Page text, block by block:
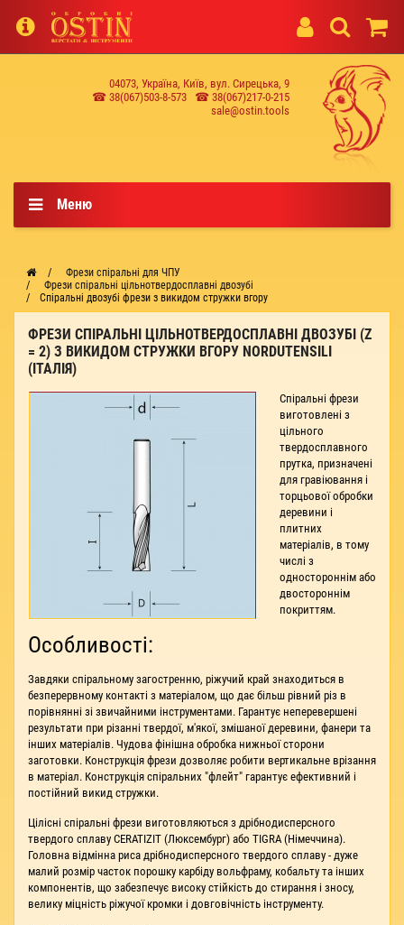
04073, Україна, Київ, вул. Сирецька, 9
☎ 38(067)503-8-573
☎ 38(067)217-0-215
sale@ostin.tools
Меню
Фрези спіральні для ЧПУ
Фрези спіральні цільнотвердосплавні двозубі
Спіральні двозубі фрези з викидом стружки вгору
ФРЕЗИ СПІРАЛЬНІ ЦІЛЬНОТВЕРДОСПЛАВНІ ДВОЗУБІ (Z
= 2) З ВИКИДОМ СТРУЖКИ ВГОРУ NORDUTENSILI
(ІТАЛІЯ)
Спіральні фрези
виготовлені з
цільного
твердосплавного
прутка, призначені
для гравіювання і
торцьової обробки
деревини і
плитних
матеріалів, в тому
числі з
одностороннім або
двостороннім
покриттям.
Особливості:
Завдяки спіральному загостренню, ріжучий край знаходиться в
безперервному контакті з матеріалом, що дає більш рівний різ в
порівнянні зі звичайними інструментами. Гарантує неперевершені
результати при різанні твердої, м'якої, змішаної деревини, фанери та
інших матеріалів. Чудова фінішна обробка нижньої сторони
заготовки. Конструкція фрези дозволяє робити вертикальне врізання
в матеріал. Конструкція спіральних "флейт" гарантує ефективний і
постійний викид стружки.
Цілісні спіральні фрези виготовляються з дрібнодисперсного
твердого сплаву CERATIZIT (Люксембург) або TIGRA (Німеччина).
Головна відмінна риса дрібнодисперсного твердого сплаву - дуже
малий розмір часток порошку карбіду вольфраму, кобальту та інших
компонентів, що забезпечує високу стійкість до стирання і зносу,
велику міцність ріжучої кромки і довговічність інструменту.